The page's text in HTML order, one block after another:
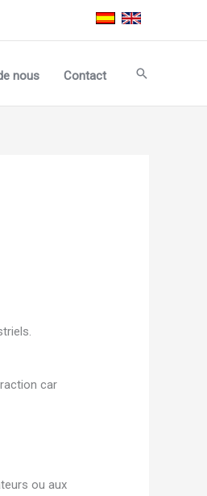
nous Contact
car
ou aux